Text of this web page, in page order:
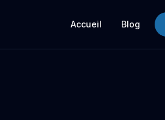
Accueil Blog